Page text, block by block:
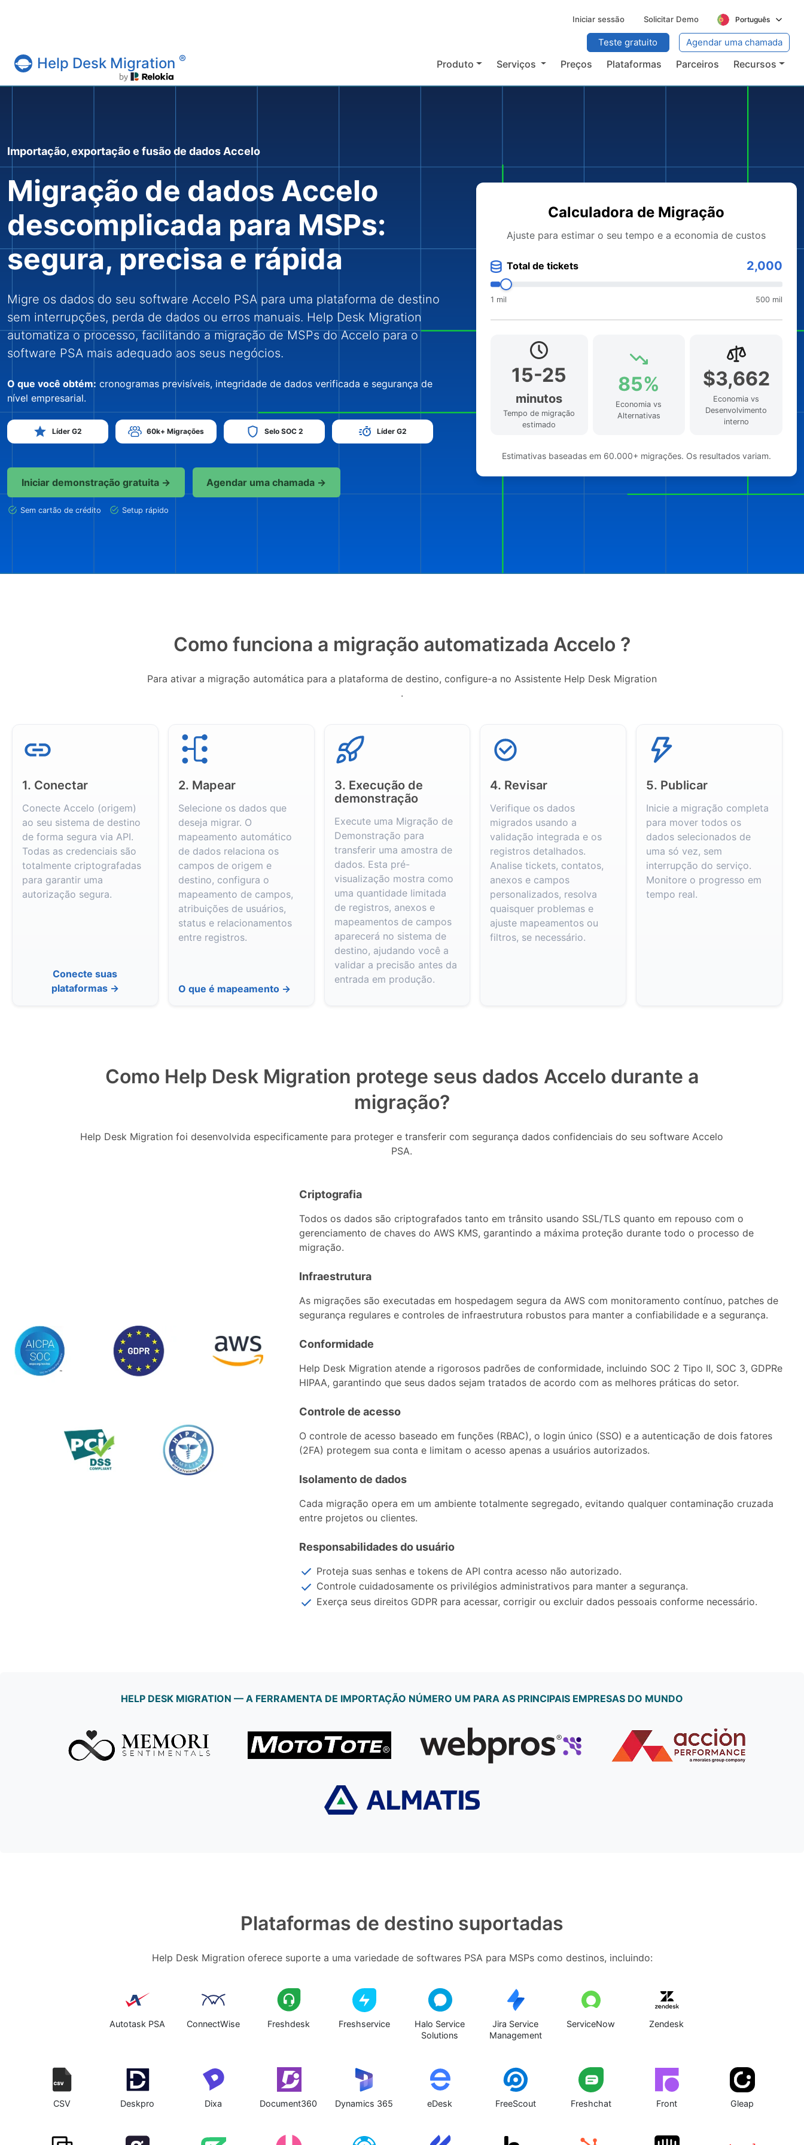
Iniciar sessão Solicitar Demo Português
Serviço Help Desk Migration
Help Desk Migration ® Produto Serviços Preços Plataformas Parceiros Recursos
Teste gratuito Agendar uma chamada
Importação, exportação e fusão de dados Accelo
Migração de dados Accelo
descomplicada para MSPs:
segura, precisa e rápida
Migre os dados do seu software Accelo PSA para uma plataforma de destino
sem interrupções, perda de dados ou erros manuais. Help Desk Migration
automatiza o processo, facilitando a migração de MSPs do Accelo para o
software PSA mais adequado aos seus negócios.
O que você obtém: cronogramas previsíveis, integridade de dados verificada e segurança de
nível empresarial.
Líder G2 60k+ Migrações Selo SOC 2 Líder G2
Iniciar demonstração gratuita → Agendar uma chamada →
Sem cartão de crédito Setup rápido
Calculadora de Migração
Ajuste para estimar o seu tempo e a economia de custos
Total de tickets 2,000
1 mil 500 mil
15-25
minutos
Tempo de migração
estimado
85%
Economia vs
Alternativas
$3,662
Economia vs
Desenvolvimento
interno
Estimativas baseadas em 60.000+ migrações. Os resultados variam.
Como funciona a migração automatizada Accelo ?
Para ativar a migração automática para a plataforma de destino, configure-a no Assistente Help Desk Migration
.
1. Conectar
Conecte Accelo (origem)
ao seu sistema de destino
de forma segura via API.
Todas as credenciais são
totalmente criptografadas
para garantir uma
autorização segura.
Conecte suas
plataformas →
2. Mapear
Selecione os dados que
deseja migrar. O
mapeamento automático
de dados relaciona os
campos de origem e
destino, configura o
mapeamento de campos,
atribuições de usuários,
status e relacionamentos
entre registros.
O que é mapeamento →
3. Execução de
demonstração
Execute uma Migração de
Demonstração para
transferir uma amostra de
dados. Esta pré-
visualização mostra como
uma quantidade limitada
de registros, anexos e
mapeamentos de campos
aparecerá no sistema de
destino, ajudando você a
validar a precisão antes da
entrada em produção.
4. Revisar
Verifique os dados
migrados usando a
validação integrada e os
registros detalhados.
Analise tickets, contatos,
anexos e campos
personalizados, resolva
quaisquer problemas e
ajuste mapeamentos ou
filtros, se necessário.
5. Publicar
Inicie a migração completa
para mover todos os
dados selecionados de
uma só vez, sem
interrupção do serviço.
Monitore o progresso em
tempo real.
Como Help Desk Migration protege seus dados Accelo durante a
migração?
Help Desk Migration foi desenvolvida especificamente para proteger e transferir com segurança dados confidenciais do seu software Accelo
PSA.
Criptografia
Todos os dados são criptografados tanto em trânsito usando SSL/TLS quanto em repouso com o
gerenciamento de chaves do AWS KMS, garantindo a máxima proteção durante todo o processo de
migração.
Infraestrutura
As migrações são executadas em hospedagem segura da AWS com monitoramento contínuo, patches de
segurança regulares e controles de infraestrutura robustos para manter a confiabilidade e a segurança.
Conformidade
Help Desk Migration atende a rigorosos padrões de conformidade, incluindo SOC 2 Tipo II, SOC 3, GDPRe
HIPAA, garantindo que seus dados sejam tratados de acordo com as melhores práticas do setor.
Controle de acesso
O controle de acesso baseado em funções (RBAC), o login único (SSO) e a autenticação de dois fatores
(2FA) protegem sua conta e limitam o acesso apenas a usuários autorizados.
Isolamento de dados
Cada migração opera em um ambiente totalmente segregado, evitando qualquer contaminação cruzada
entre projetos ou clientes.
Responsabilidades do usuário
Proteja suas senhas e tokens de API contra acesso não autorizado.
Controle cuidadosamente os privilégios administrativos para manter a segurança.
Exerça seus direitos GDPR para acessar, corrigir ou excluir dados pessoais conforme necessário.
HELP DESK MIGRATION — A FERRAMENTA DE IMPORTAÇÃO NÚMERO UM PARA AS PRINCIPAIS EMPRESAS DO MUNDO
Plataformas de destino suportadas
Help Desk Migration oferece suporte a uma variedade de softwares PSA para MSPs como destinos, incluindo:
Autotask PSA ConnectWise Freshdesk Freshservice
Halo Service
Solutions
Jira Service
Management
ServiceNow Zendesk
CSV Deskpro Dixa Document360 Dynamics 365 eDesk FreeScout Freshchat Front Gleap